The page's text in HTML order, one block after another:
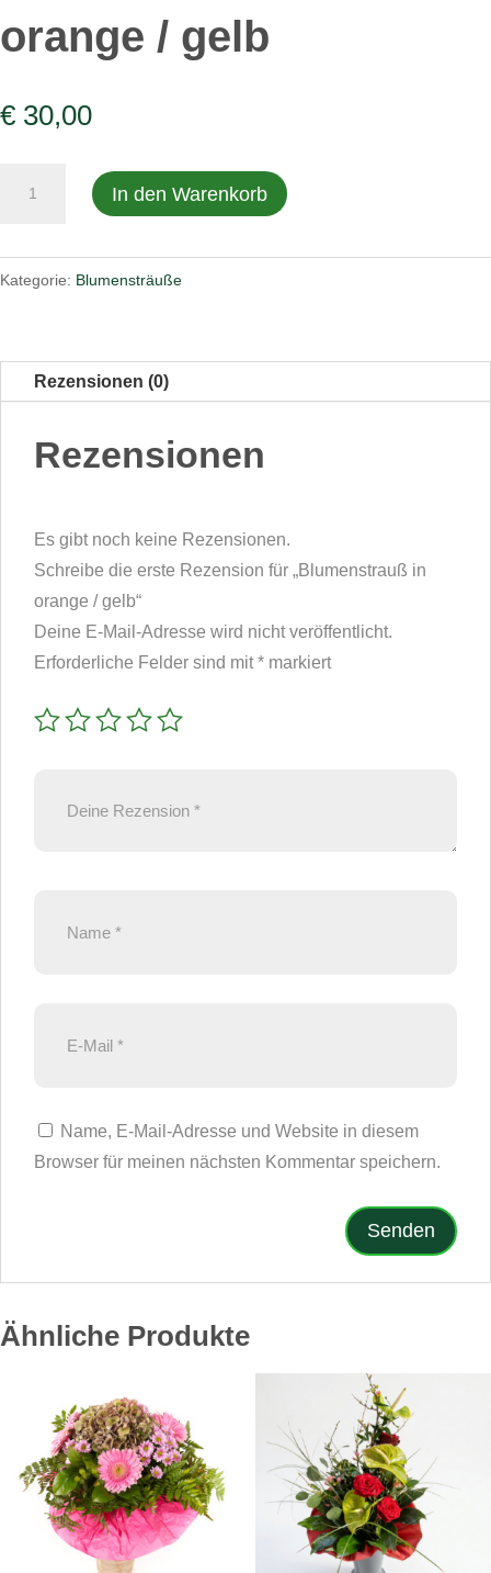
orange / gelb
€ 30,00
Blumenstrauß
In den Warenkorb
Kategorie: Blumensträuße
Rezensionen (0)
Rezensionen
Es gibt noch keine Rezensionen.
Schreibe die erste Rezension für „Blumenstrauß in
orange / gelb“
Deine E-Mail-Adresse wird nicht veröffentlicht.
Erforderliche Felder sind mit* markiert
Name, E-Mail-Adresse und Website in diesem
Browser für meinen nächsten Kommentar speichern.
Ähnliche Produkte